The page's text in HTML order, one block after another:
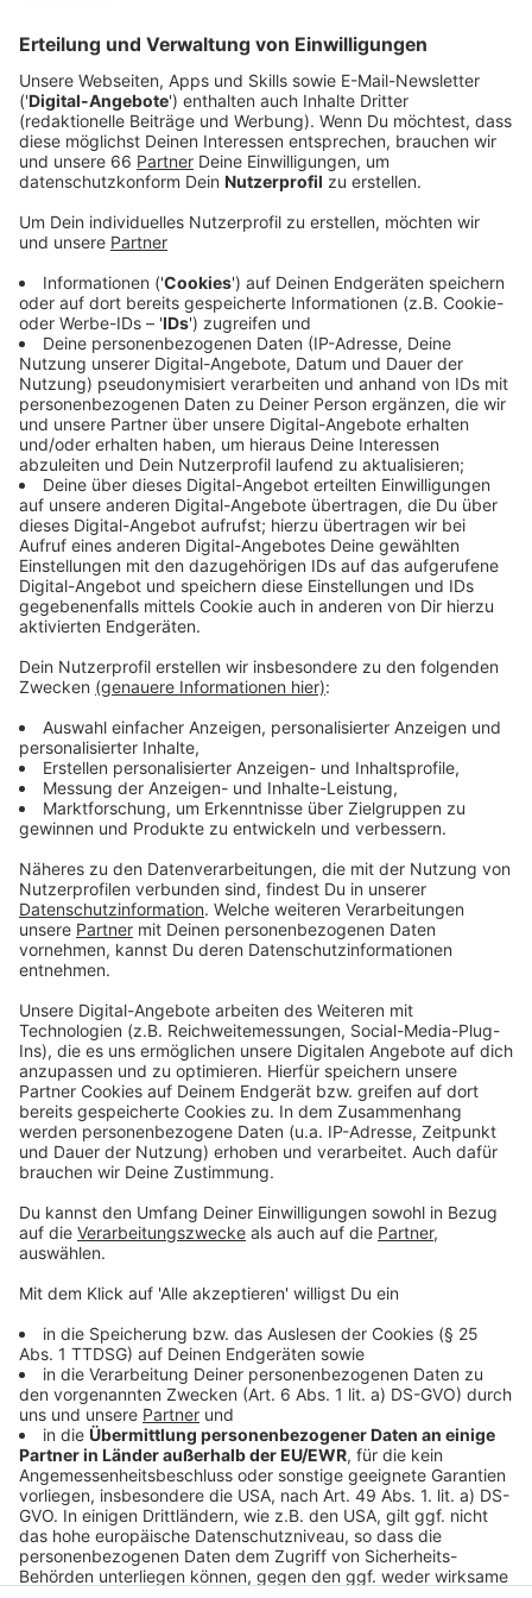
Geehrt werden sie für ihren Einfluss auf den
«gesellschaftlichen Diskurs und die kulturelle
jahrzehntelanges soziales und gesellschaftliches
Engagement», so steht es in der Begründung der
Staatskanzlei.
Anzeige
Prominente Preisträger und Laudatio von
Wim Wenders
Anzeige
DieToten Hosentreten damit in prominente
Fußstapfen, denn im vergangenen Jahr bekam
Altkanzlerin Angela Merkel den NRW-Staatspreis.
Außerdem wurden auch schon der Künstler Gerhard
Richter, Rennfahrer Michael Schumacher und
Schriftsteller Marcel Reich-Ranicki mit dieser
Auszeichnung geehrt. Die Laudatio auf die Toten
Hosen hält derDüsseldorfer Regisseur Wim Wenders
Ihn verbindet seit Jahren eine gute Freundschaft mit
den Toten Hosen. 2021 hielt Campino zum Beispiel die
Laudatio, als Wenders als «Düsseldorfer des Jahres»
ausgezeichnet wurde. Der NRW-Staatspreis wird am
Mittag von Ministerpräsident Hendrik Wüst übergeben.
Anzeige
Weitere Infos und Links zum Thema:
Anzeige
So haben wir im September berichtet
Ein Interview mit Campino zum Staatspreis
So berichtet das Land NRW
Ein Beispiel für soziales Engagement
Anzeige
Anzeige